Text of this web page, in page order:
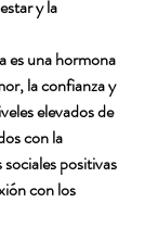
y la
es una hormona
la confianza y
elevados de
con la
positivas
con los